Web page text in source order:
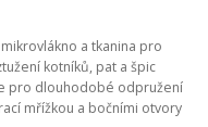
a tkanina pro
kotníků, pat a špic
pro dlouhodobé odpružení
mřížkou a bočními otvory